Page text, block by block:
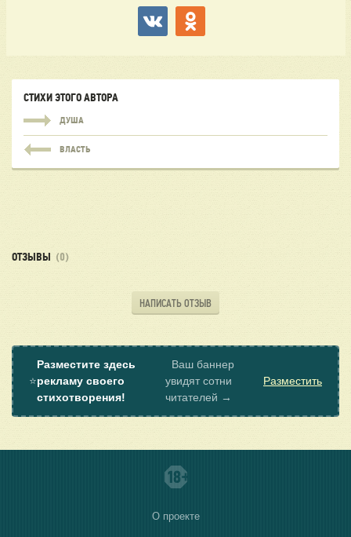
СТИХИ ЭТОГО АВТОРА
ДУША
ВЛАСТЬ
ОТЗЫВЫ (0)
НАПИСАТЬ ОТЗЫВ
⭐
Разместите здесь
рекламу своего
стихотворения!
Ваш баннер
увидят сотни
читателей →
Разместить
О проекте